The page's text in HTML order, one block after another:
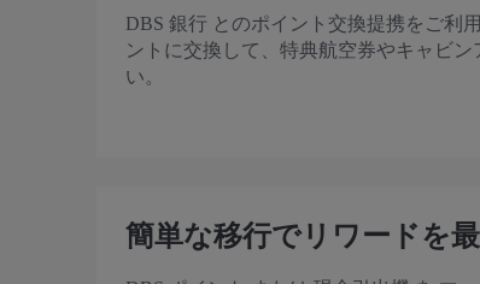
DBS 銀行 とのポイント交換提携をご利
ントに交換して、特典航空券やキャビ
い。
簡単な移行でリワードを